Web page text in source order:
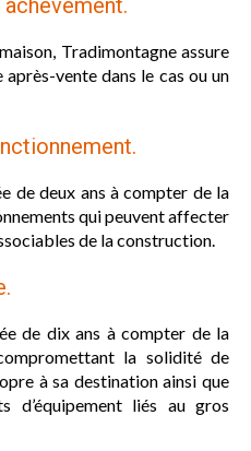
Tradimontagne assure
après-vente dans le cas ou un
de deux ans à compter de la
qui peuvent affecter
de la construction.
de dix ans à compter de la
la solidité de
à sa destination ainsi que
d’équipement liés au gros